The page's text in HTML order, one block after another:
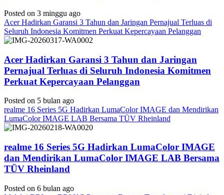
Posted on 3 minggu ago
Acer Hadirkan Garansi 3 Tahun dan Jaringan Pernajual Terluas di
Seluruh Indonesia Komitmen Perkuat Kepercayaan Pelanggan
Acer Hadirkan Garansi 3 Tahun dan Jaringan
Pernajual Terluas di Seluruh Indonesia Komitmen
Perkuat Kepercayaan Pelanggan
Posted on 5 bulan ago
realme 16 Series 5G Hadirkan LumaColor IMAGE dan Mendirikan
LumaColor IMAGE LAB Bersama TÜV Rheinland
realme 16 Series 5G Hadirkan LumaColor IMAGE
dan Mendirikan LumaColor IMAGE LAB Bersama
TÜV Rheinland
Posted on 6 bulan ago